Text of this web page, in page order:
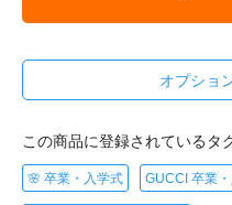
オプショ
この商品に登録されているタ
🌸 卒業・入学式 GUCCI 卒業